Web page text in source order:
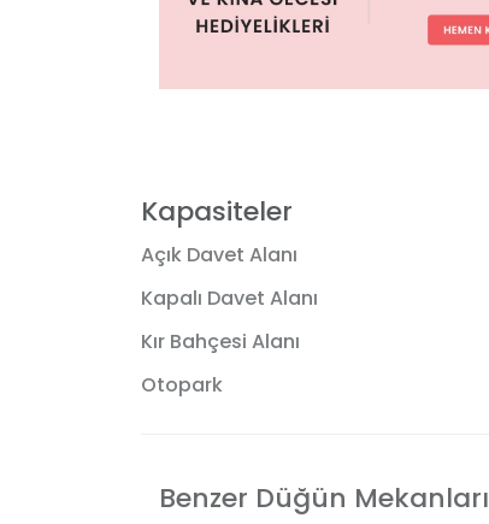
Kapasiteler
Açık Davet Alanı
Kapalı Davet Alanı
Kır Bahçesi Alanı
Otopark
Benzer Düğün Mekanları